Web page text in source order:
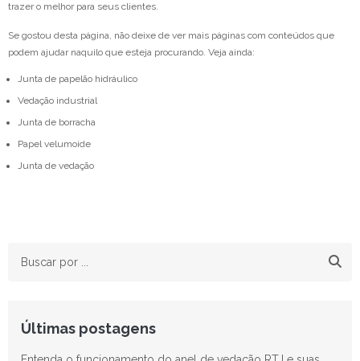
trazer o melhor para seus clientes.
Se gostou desta página, não deixe de ver mais páginas com conteúdos que
podem ajudar naquilo que esteja procurando. Veja ainda:
Junta de papelão hidráulico
Vedação industrial
Junta de borracha
Papel velumoide
Junta de vedação
Últimas postagens